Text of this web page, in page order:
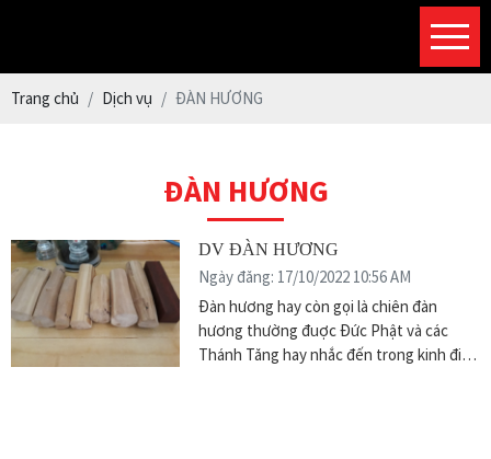
Trang chủ Dịch vụ ĐÀN HƯƠNG
ĐÀN HƯƠNG
DV ĐÀN HƯƠNG
Ngày đăng: 17/10/2022 10:56 AM
Đàn hương hay còn gọi là chiên đàn
hương thường đuợc Đức Phật và các
Thánh Tăng hay nhắc đến trong kinh điển